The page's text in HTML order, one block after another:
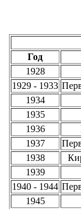
Год
1928
1929 - 1933
1934
1935
1936
1937
1938
1939
1940 - 1944
1945